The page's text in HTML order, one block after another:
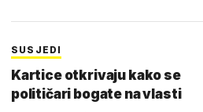
SUSJEDI
Kartice otkrivaju kako se
političari bogate na vlasti